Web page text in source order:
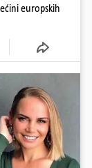
europskih